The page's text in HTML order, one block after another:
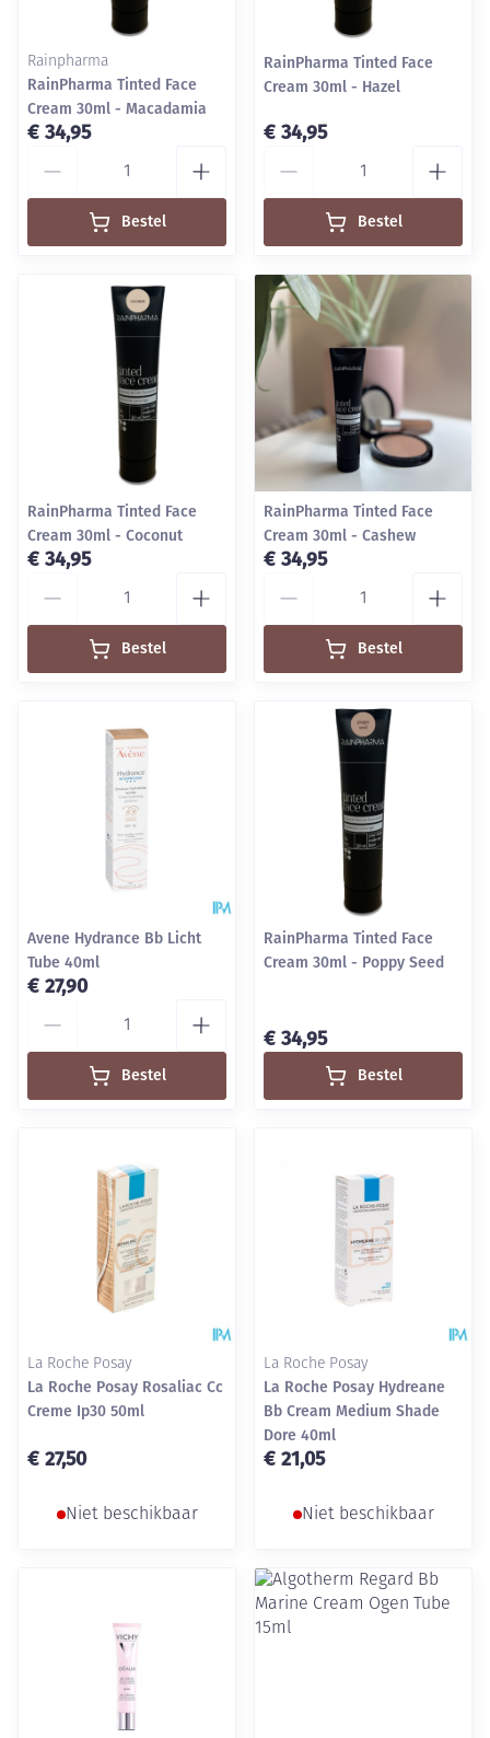
Rainpharma
RainPharma Tinted Face
Cream 30ml - Macadamia
€ 34,95
Bestel
RainPharma Tinted Face
Cream 30ml - Hazel
€ 34,95
Bestel
RainPharma Tinted Face
Cream 30ml - Coconut
€ 34,95
Bestel
RainPharma Tinted Face
Cream 30ml - Cashew
€ 34,95
Bestel
Avene Hydrance Bb Licht
Tube 40ml
€ 27,90
Bestel
RainPharma Tinted Face
Cream 30ml - Poppy Seed
€ 34,95
Bestel
La Roche Posay
La Roche Posay Rosaliac Cc
Creme Ip30 50ml
€ 27,50
Niet beschikbaar
La Roche Posay
La Roche Posay Hydreane
Bb Cream Medium Shade
Dore 40ml
€ 21,05
Niet beschikbaar